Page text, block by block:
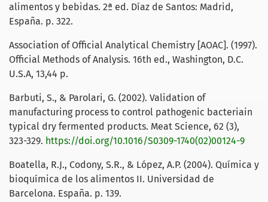
alimentos y bebidas. 2ª ed. Díaz de Santos: Madrid,
España. p. 322.
Association of Official Analytical Chemistry [AOAC]. (1997).
Official Methods of Analysis. 16th ed., Washington, D.C.
U.S.A, 13,44 p.
Barbuti, S., & Parolari, G. (2002). Validation of
manufacturing process to control pathogenic bacteriain
typical dry fermented products. Meat Science, 62 (3),
323-329. https://doi.org/10.1016/S0309-1740(02)00124-9
Boatella, R.J., Codony, S.R., & López, A.P. (2004). Química y
bioquímica de los alimentos II. Universidad de
Barcelona. España. p. 139.